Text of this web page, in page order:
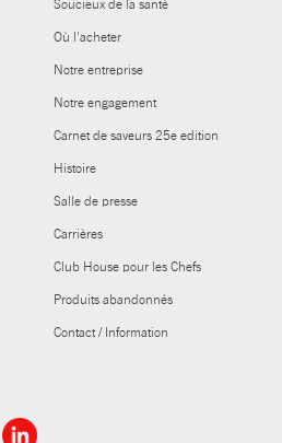
Soucieux de la santé
Où l'acheter
Notre entreprise
Notre engagement
Carnet de saveurs 25e edition
Histoire
Salle de presse
Carrières
Club House pour les Chefs
Produits abandonnés
Contact / Information